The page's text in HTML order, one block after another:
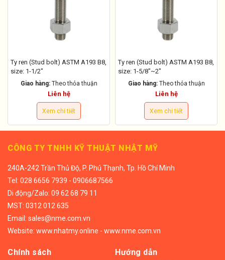
Ty ren (Stud bolt) ASTM A193 B8,
size: 1-1/2"
Giao hàng: Theo thỏa thuận
Liên hệ
Xem chi tiết
Ty ren (Stud bolt) ASTM A193 B8,
size: 1-5/8"~2"
Giao hàng: Theo thỏa thuận
Liên hệ
Xem chi tiết
CÔNG TY TNHH KỸ THUẬT NHẬT MỸ
240A-242 Trần Thủ Độ, P. Phú Thạnh, Tp. Hồ Chí Minh
Tel: 028 6656 7939 - 0906687566
Di động/Zalo: 09 62 68 79 11
MST: 0312 012 635
Email: sales@nme.com.vn
Website: www.nhatmy.online - www.nme.com.vn
Chính sách Hướng dẫn